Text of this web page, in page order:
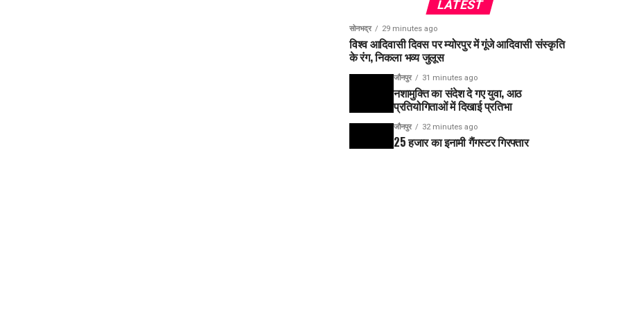
LATEST
सोनभद्र 29 minutes ago
विश्व आदिवासी दिवस पर म्योरपुर में गूंजे आदिवासी संस्कृति
के रंग, निकला भव्य जुलूस
जौनपुर 31 minutes ago
नशामुक्ति का संदेश दे गए युवा, आठ
प्रतियोगिताओं में दिखाई प्रतिभा
जौनपुर 32 minutes ago
25 हजार का इनामी गैंगस्टर गिरफ्तार